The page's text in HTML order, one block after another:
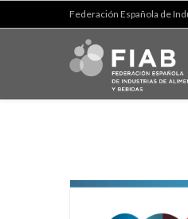
Federación Española de